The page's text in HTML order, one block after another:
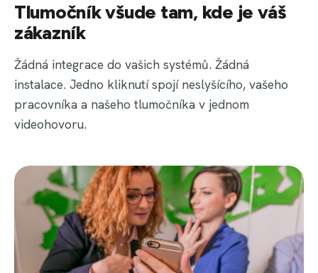
Tlumočník všude tam, kde je váš
zákazník
Žádná integrace do vašich systémů. Žádná
instalace. Jedno kliknutí spojí neslyšícího, vašeho
pracovníka a našeho tlumočníka v jednom
videohovoru.